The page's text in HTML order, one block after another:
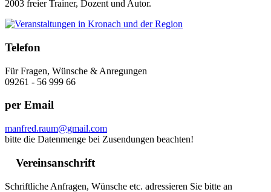
2003 freier Trainer, Dozent und Autor.
Telefon
Für Fragen, Wünsche & Anregungen
09261 - 56 999 66
per Email
manfred.raum@gmail.com
bitte die Datenmenge bei Zusendungen beachten!
Vereinsanschrift
Schriftliche Anfragen, Wünsche etc. adressieren Sie bitte an